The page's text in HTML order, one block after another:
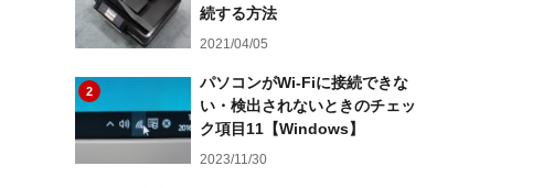
続する方法
2021/04/05
2
パソコンがWi-Fiに接続できな
い・検出されないときのチェッ
ク項目11【Windows】
2023/11/30